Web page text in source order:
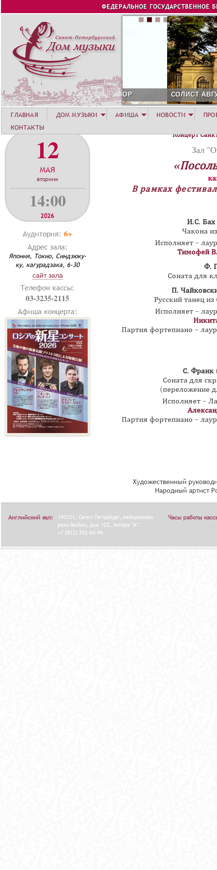
Jump to navigation
ФЕДЕРАЛЬНОЕ ГОСУДАРСТВЕННОЕ
СОЛИСТ АВГУСТА 2026 -
12
МАЯ
вторник
14:00
2026
Аудитория: 6+
Адрес зала:
Япония, Токио, Синдзюку-
ку, кагурадзака, 6-30
сайт зала
Телефон кассы:
03-3235-2115
Афиша концерта:
Концерт
Зал
В рамках
И.С. Бах
Чакона
Исполняет –
Тимофей
Ф.
Соната для
П.
Русский танец
Исполняет –
Партия фортепиано –
С. Франк
Соната для
(переложение
Исполняет –
Партия фортепиано –
Художественный
Народный артист
ГЛАВНАЯ ДОМ МУЗЫКИ АФИША НОВОСТИ
КОНТАКТЫ
Английский зал:
190121, Санкт-Петербург, набережная
реки Мойки, дом 122, литера "А".
+7 (812) 702-60-96
Часы работы